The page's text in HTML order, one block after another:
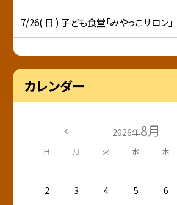
7/26( 日 ) 子ども食堂「みやっこサロン」
カレンダー
2026年8月
日 月 火 水 木
2
3 4 5 6